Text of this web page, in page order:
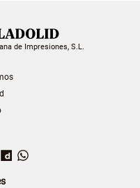
de Impresiones, S.L.
YouTubeDailymotion